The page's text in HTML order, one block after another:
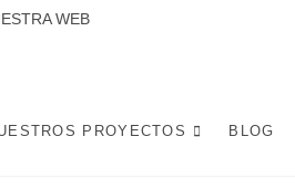
WEB
Y CONVIVENCIA DE LOS VECINOS.
PROYECTOS BLOG